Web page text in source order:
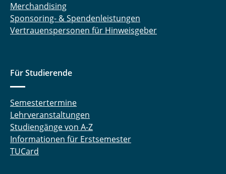
Mahsa Hokmabadi, M. Sc.
Nina Hommola
Somayeh Hosseinhashemi, M. Sc.
Dimitri Ivanov, M. Sc.
Dr.-Ing. Jutta Janßen
Daniel Jupke, M. Sc.
Merchandising
Sponsoring- & Spendenleistungen
Vertrauenspersonen für Hinweisgeber
Für Studierende
Semestertermine
Lehrveranstaltungen
Studiengänge von A-Z
Informationen für Erstsemester
TUCard